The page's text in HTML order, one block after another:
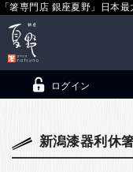
「箸専門店 銀座夏野」日本
ログイン
新潟漆器利休